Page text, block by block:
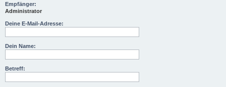
Empfänger:
Administrator
Deine E-Mail-Adresse:
Dein Name:
Betreff: